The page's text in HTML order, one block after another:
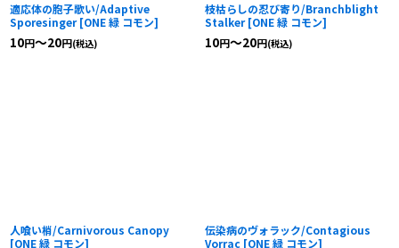
適応体の胞子歌い/Adaptive
Sporesinger [ONE 緑 コモン]
10円～20円(税込)
枝枯らしの忍び寄り/Branchblight
Stalker [ONE 緑 コモン]
10円～20円(税込)
人喰い梢/Carnivorous Canopy
[ONE 緑 コモン]
伝染病のヴォラック/Contagious
Vorrac [ONE 緑 コモン]